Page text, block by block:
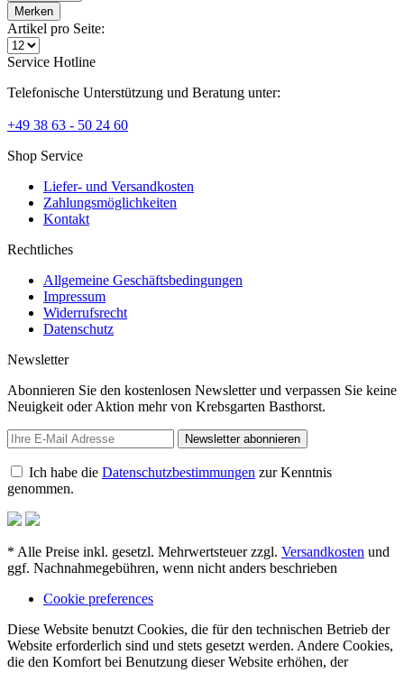
Merken
Artikel pro Seite:
Service Hotline
Telefonische Unterstützung und Beratung unter:
+49 38 63 - 50 24 60
Shop Service
Liefer- und Versandkosten
Zahlungsmöglichkeiten
Kontakt
Rechtliches
Allgemeine Geschäftsbedingungen
Impressum
Widerrufsrecht
Datenschutz
Newsletter
Abonnieren Sie den kostenlosen Newsletter und verpassen Sie keine
Neuigkeit oder Aktion mehr von Krebsgarten Basthorst.
Newsletter abonnieren
Ich habe die Datenschutzbestimmungen zur Kenntnis
genommen.
* Alle Preise inkl. gesetzl. Mehrwertsteuer zzgl. Versandkosten und
ggf. Nachnahmegebühren, wenn nicht anders beschrieben
Cookie preferences
Diese Website benutzt Cookies, die für den technischen Betrieb der
Website erforderlich sind und stets gesetzt werden. Andere Cookies,
die den Komfort bei Benutzung dieser Website erhöhen, der